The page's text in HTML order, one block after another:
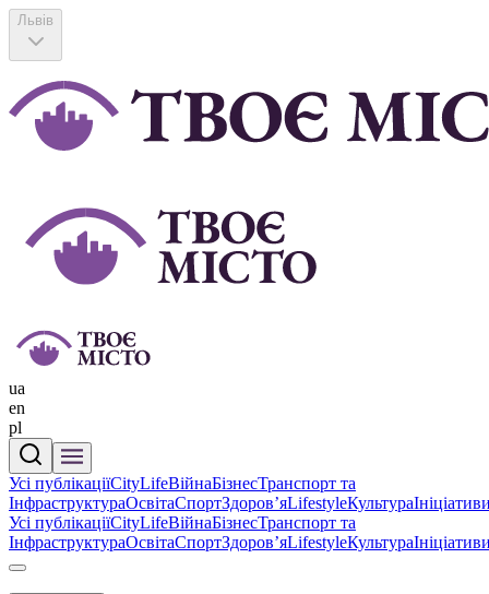
Львів
ua
en
pl
Усі публікаціїCityLifeВійнаБізнесТранспорт та
ІнфраструктураОсвітаСпортЗдоровʼяLifestyleКультура
Усі публікаціїCityLifeВійнаБізнесТранспорт та
ІнфраструктураОсвітаСпортЗдоровʼяLifestyleКультура